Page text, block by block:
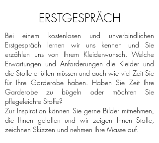
ERSTGESPRÄCH
Bei einem kostenlosen und unverbindlichen
Erstgespräch lernen wir uns kennen und Sie
erzählen uns von Ihrem Kleiderwunsch. Welche
Erwartungen und Anforderungen die Kleider und
die Stoffe erfüllen müssen und auch wie viel Zeit Sie
für Ihre Garderobe haben. Haben Sie Zeit Ihre
Garderobe zu bügeln oder möchten Sie
pflegeleichte Stoffe?
Zur Inspiration können Sie gerne Bilder mitnehmen,
die Ihnen gefallen und wir zeigen Ihnen Stoffe,
zeichnen Skizzen und nehmen Ihre Masse auf.